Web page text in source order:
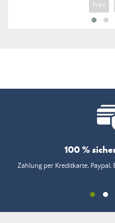
Prev
100 %
Zahlung per Kreditkarte,